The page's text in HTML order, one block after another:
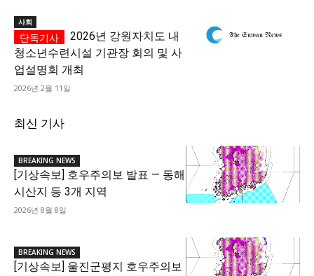
사회
2026년 강원자치도 내
청소년수련시설 기관장 회의 및 사
업설명회 개최
2026년 2월 11일
최신 기사
BREAKING NEWS
[기상속보] 호우주의보 발표 — 동해
시산지 등 3개 지역
2026년 8월 8일
BREAKING NEWS
[기상속보] 울진군평지 호우주의보